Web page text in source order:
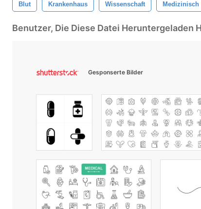
Blut Krankenhaus Wissenschaft Medizinisch
Benutzer, Die Diese Datei Heruntergeladen
Gesponserte Bilder